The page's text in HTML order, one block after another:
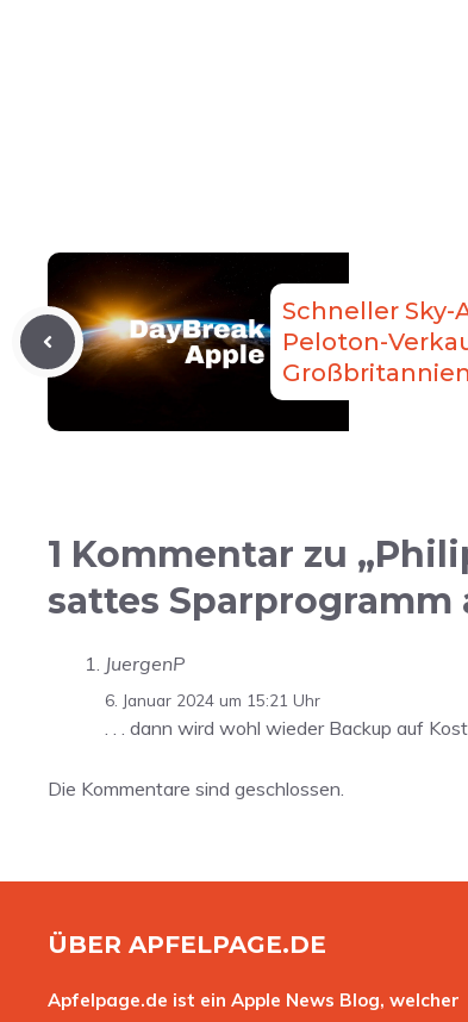
Schneller
Peloton-
1 Kommentar zu
sattes Sparprogramm
JuergenP
6. Januar 2024 um 15:21 Uhr
. . . dann wird wohl wieder Backup auf
Die Kommentare sind geschlossen.
ÜBER APFELPAGE.DE
Apfelpage.de ist ein Apple News Blog, welcher